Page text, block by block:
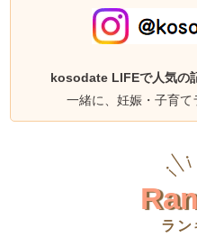
kosodate LIFEで人気の
一緒に、妊娠・子育て
ラン